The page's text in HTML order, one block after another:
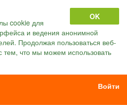
OK
cookie для
и ведения анонимной
Продолжая пользоваться веб-
тем, что мы можем использовать
Войти